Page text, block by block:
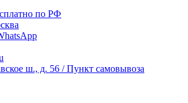
по РФ
ш., д. 56 / Пункт самовывоза